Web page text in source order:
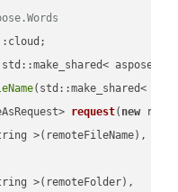
std::make_shared<
(std::make_shared<
request( new
>(remoteFileName),
>(remoteFolder),